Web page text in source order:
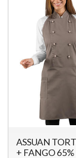
ASSUAN
+ FANGO 65%